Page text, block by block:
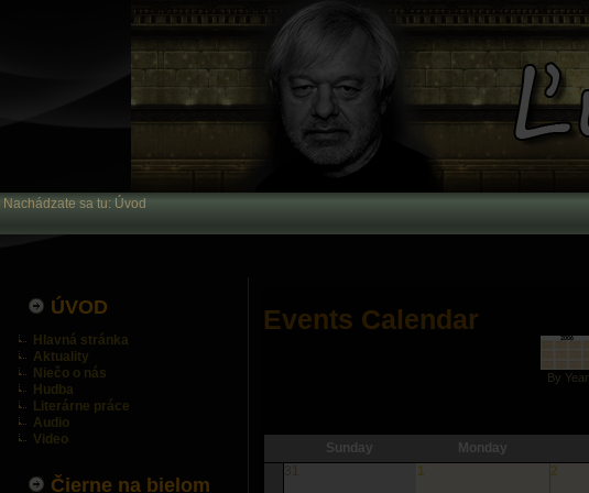
Nachádzate sa tu: Úvod
ÚVOD
Hlavná stránka
Aktuality
Niečo o nás
Hudba
Literárne práce
Audio
Video
Čierne na bielom
Events Calendar
By Year
Sunday Monday
31 1 2